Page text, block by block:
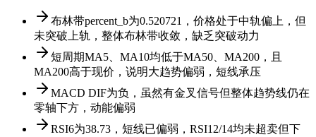
布林带percent_b为0.520721，价格处于中轨偏上，但
未突破上轨，整体布林带收敛，缺乏突破动力
短周期MA5、MA10均低于MA50、MA200，且
MA200高于现价，说明大趋势偏弱，短线承压
MACD DIF为负，虽然有金叉信号但整体趋势线仍在
零轴下方，动能偏弱
RSI6为38.73，短线已偏弱，RSI12/14均未超卖但下